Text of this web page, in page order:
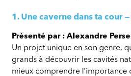
1. Une caverne dans ta cour
Présenté par : Alexandre
Un projet unique en son genre,
grands à découvrir les cavités
mieux comprendre l’importance